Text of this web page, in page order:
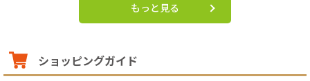
もっと見る
ショッピングガイド